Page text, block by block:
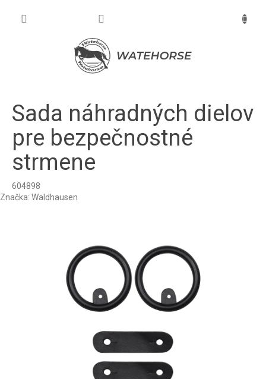
Sada náhradných dielov
pre bezpečnostné
strmene
604898
Značka: Waldhausen